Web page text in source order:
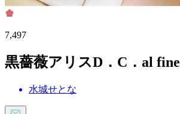
7,497
黒薔薇アリスD．C．al fine
水城せとな